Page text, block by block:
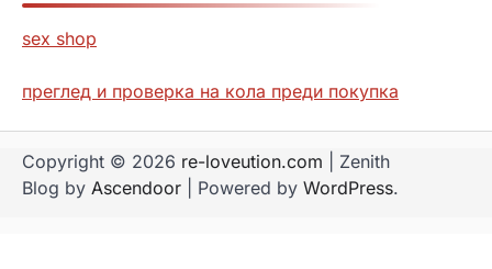
sex shop
преглед и проверка на кола преди покупка
Copyright © 2026 re-loveution.com | Zenith
Blog by Ascendoor | Powered by WordPress.